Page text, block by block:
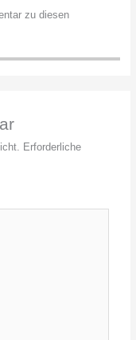
zu diesen
Erforderliche